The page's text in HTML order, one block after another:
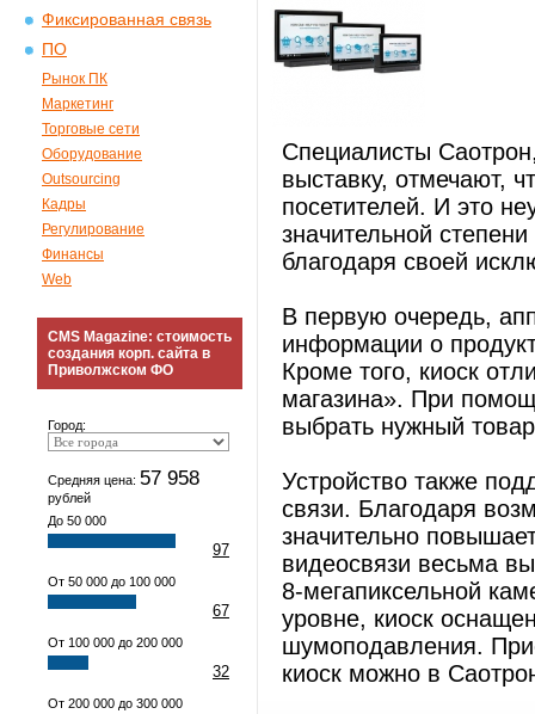
Фиксированная связь
ПО
Рынок ПК
Маркетинг
Торговые сети
Оборудование
Outsourcing
Кадры
Регулирование
Финансы
Web
CMS Magazine: стоимость
создания корп. сайта в
Приволжском ФО
Город:
Средняя цена: 57 958
рублей
До 50 000
97
От 50 000 до 100 000
67
От 100 000 до 200 000
32
От 200 000 до 300 000
Специалисты
выставку, отмечают,
посетителей. И это
значительной
благодаря своей
В первую очередь,
информации о
Кроме того, киоск
магазина». При
выбрать нужный
Устройство также
связи. Благодаря
значительно
видеосвязи весьма
8-мегапиксельной
уровне, киоск
шумоподавления.
киоск можно в